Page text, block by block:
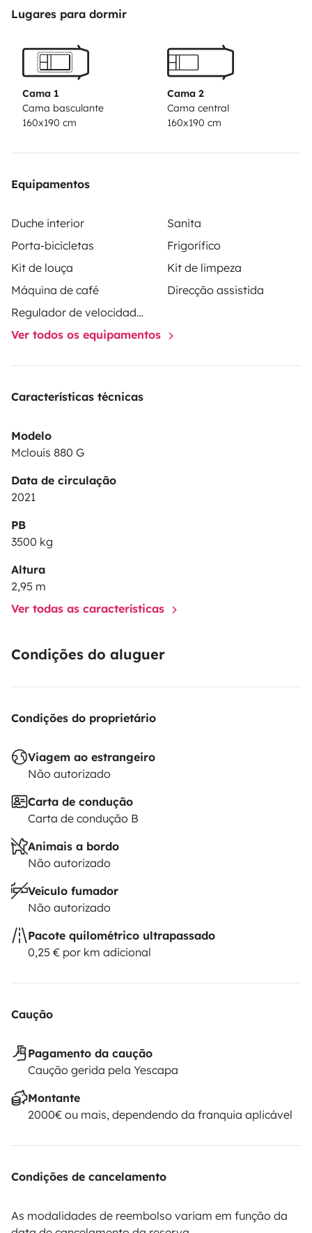
LONGUEUR 7.49M
HAUTEUR 2.90M
LIT CENTRAL
DOUCHE ET TOILETTE SEPARE
CHAUFFAGE TRUMA COMBI 6 GAZ
PANNEAU SOLAIRE
CAMERA DE RECUL
STORE BANNE
AUTORADIO
ANTENNE TERRESTRE
GRAND FRIGO
CAMPING CAR ETAT PROCHE
Lugares para dormir
Cama 1
Cama basculante
160x190 cm
Cama 2
Cama central
160x190 cm
Equipamentos
Duche interior
Sanita
Porta-bicicletas
Frigorífico
Kit de louça
Kit de limpeza
Máquina de café
Direcção assistida
Regulador de velocidade / Cruise Control
Ver todos os equipamentos
Características técnicas
Modelo
Mclouis 880 G
Data de circulação
2021
PB
3500 kg
Altura
2,95 m
Ver todas as características
Condições do aluguer
Condições do proprietário
Viagem ao estrangeiro
Não autorizado
Carta de condução
Carta de condução B
Animais a bordo
Não autorizado
Veículo fumador
Não autorizado
Pacote quilométrico ultrapassado
0,25 € por km adicional
Caução
Pagamento da caução
Caução gerida pela Yescapa
Montante
2000€ ou mais, dependendo da franquia aplicável
Condições de cancelamento
As modalidades de reembolso variam em função da